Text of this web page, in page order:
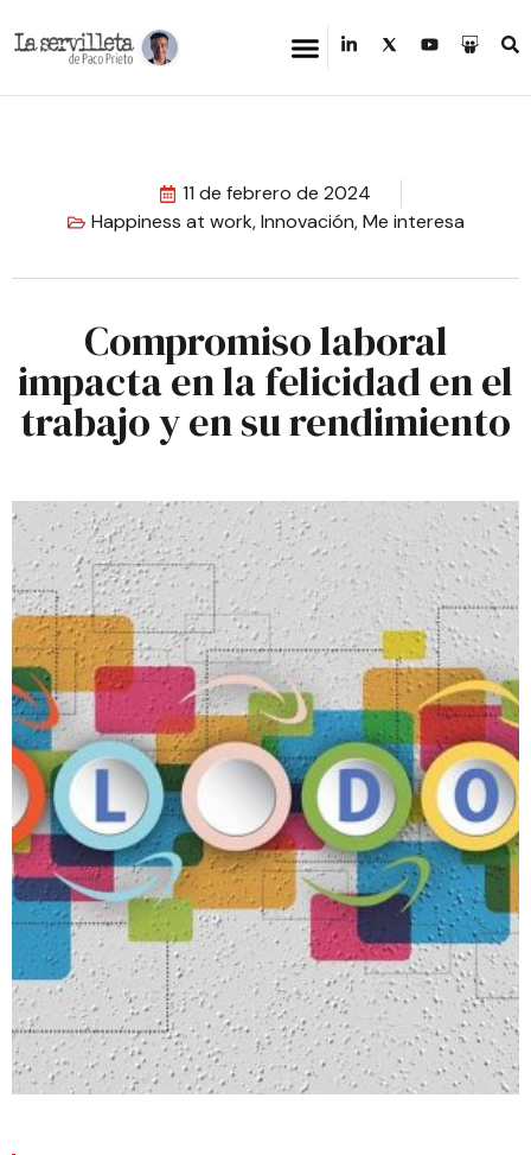
11 de febrero de 2024
Happiness at work,Innovación,Me interesa
Compromiso laboral
impacta en la felicidad en el
trabajo y en su rendimiento